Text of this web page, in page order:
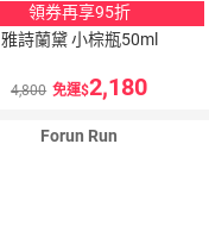
領券再享95折
雅詩蘭黛 小棕瓶50ml
4,800 免運 2,180
Forun Run